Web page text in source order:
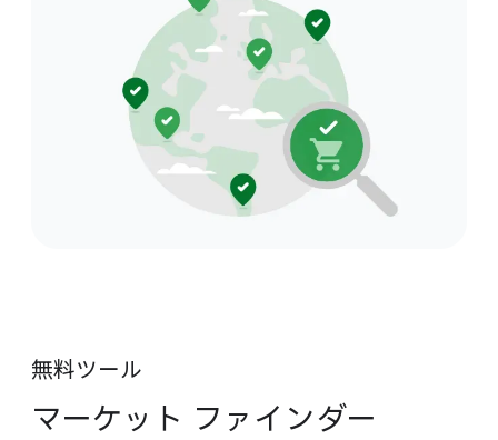
無料ツール
マーケット ファインダー